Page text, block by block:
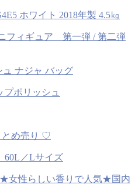
ホワイト 2018年製 4.5㎏
フィギュア 第一弾 / 第二弾
ナジャ バッグ
ポリッシュ
とめ売り ♡
／Lサイズ
女性らしい香りで人気★国内